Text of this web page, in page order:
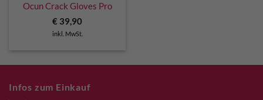
Ocun Crack Gloves Pro
€ 39,90
inkl. MwSt.
Infos zum Einkauf